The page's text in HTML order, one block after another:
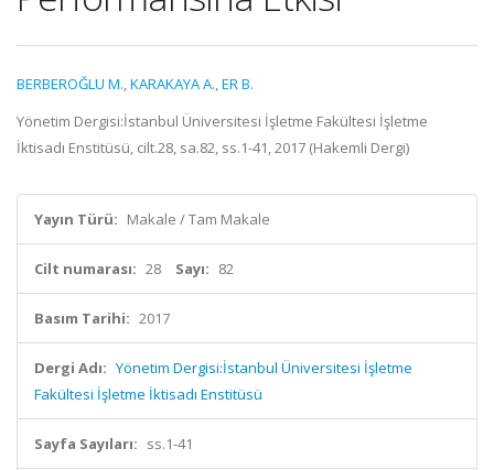
BERBEROĞLU M.,KARAKAYA A.,ER B.
Yönetim Dergisi:İstanbul Üniversitesi İşletme Fakültesi İşletme
İktisadı Enstitüsü, cilt.28, sa.82, ss.1-41, 2017 (Hakemli Dergi)
Yayın Türü: Makale / Tam Makale
Cilt numarası: 28 Sayı: 82
Basım Tarihi: 2017
Dergi Adı: Yönetim Dergisi:İstanbul Üniversitesi İşletme
Fakültesi İşletme İktisadı Enstitüsü
Sayfa Sayıları: ss.1-41